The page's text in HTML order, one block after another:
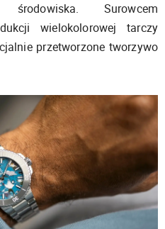
Surowcem
wielokolorowej tarczy
przetworzone tworzywo